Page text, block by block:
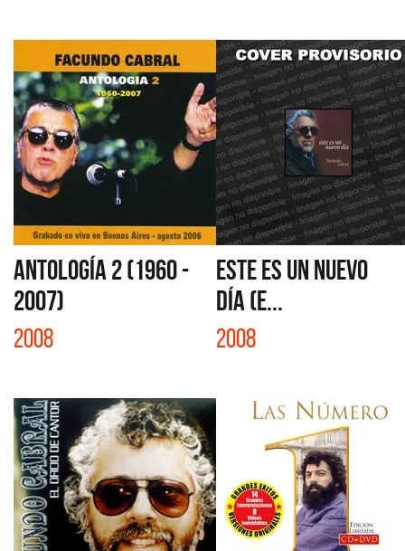
ANTOLOGÍA 2 (1960 -
2007)
2008
ESTE ES UN NUEVO
DÍA (E...
2008